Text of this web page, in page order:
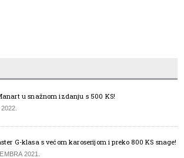
u snažnom izdanju s 500 KS!
G-klasa s većom karoserijom i preko 800 KS snage!
2021.